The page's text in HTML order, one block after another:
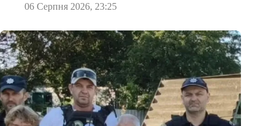
06 Серпня 2026, 23:25